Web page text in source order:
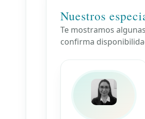
Nuestros
Te mostramos
confirma